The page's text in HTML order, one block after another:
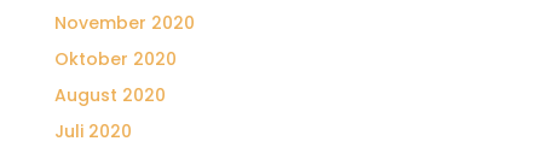
November 2020
Oktober 2020
August 2020
Juli 2020